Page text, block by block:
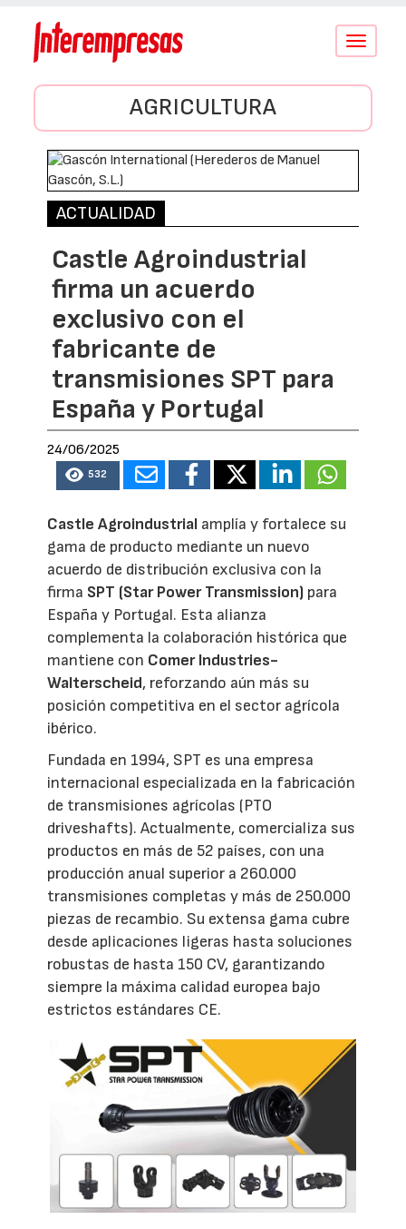
Conmutar
AGRICULTURA
ACTUALIDAD
Castle Agroindustrial
firma un acuerdo
exclusivo con el
fabricante de
transmisiones SPT para
España y Portugal
24/06/2025
532
Castle Agroindustrial amplía y fortalece su
gama de producto mediante un nuevo
acuerdo de distribución exclusiva con la
firma SPT (Star Power Transmission) para
España y Portugal. Esta alianza
complementa la colaboración histórica que
mantiene con Comer Industries-
Walterscheid, reforzando aún más su
posición competitiva en el sector agrícola
ibérico.
Fundada en 1994, SPT es una empresa
internacional especializada en la fabricación
de transmisiones agrícolas (PTO
driveshafts). Actualmente, comercializa sus
productos en más de 52 países, con una
producción anual superior a 260.000
transmisiones completas y más de 250.000
piezas de recambio. Su extensa gama cubre
desde aplicaciones ligeras hasta soluciones
robustas de hasta 150 CV, garantizando
siempre la máxima calidad europea bajo
estrictos estándares CE.